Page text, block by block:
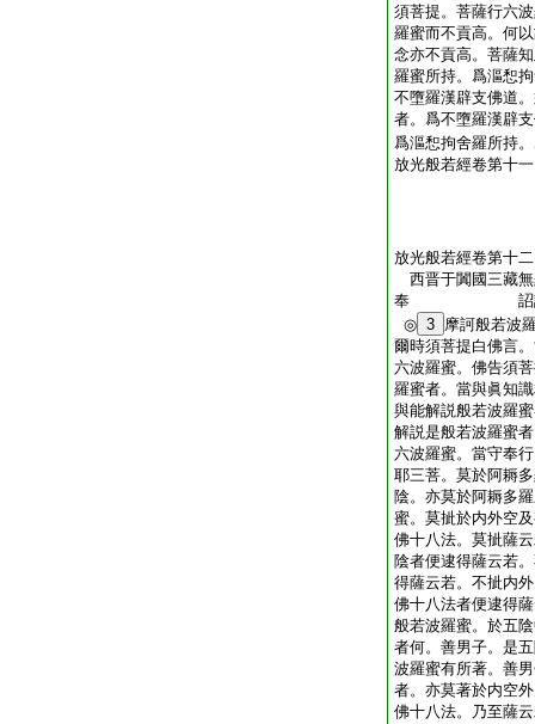
須菩提。菩薩行六
羅蜜而不貢高。何
念亦不貢高。菩薩
羅蜜所持。爲漚惒
不墮羅漢辟支佛道
者。爲不墮羅漢辟
爲漚惒拘舍羅所持
放光般若經卷第十一
放光般若經卷第十二
西晋于闐國三藏
奉 詔
◎ 3 摩訶般若波
爾時須菩提白佛言
六波羅蜜。佛告須
羅蜜者。當與眞知
與能解説般若波羅
解説是般若波羅蜜
六波羅蜜。當守奉
耶三菩。莫於阿耨
陰。亦莫於阿耨多
蜜。莫㧗於内外空
佛十八法。莫㧗薩
陰者便逮得薩云若
得薩云若。不㧗内
佛十八法者便逮得
般若波羅蜜。於五
者何。善男子。是
波羅蜜有所著。善
者。亦莫著於内空
佛十八法。乃至薩